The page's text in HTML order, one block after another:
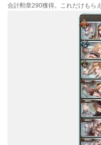
合計勲章290獲得。これだけもら